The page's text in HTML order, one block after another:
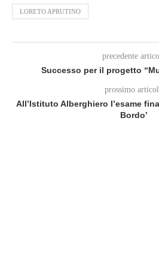
LORETO APRUTINO
precedente
Successo per il progetto
prossimo
All’Istituto Alberghiero l’esame
Bordo’